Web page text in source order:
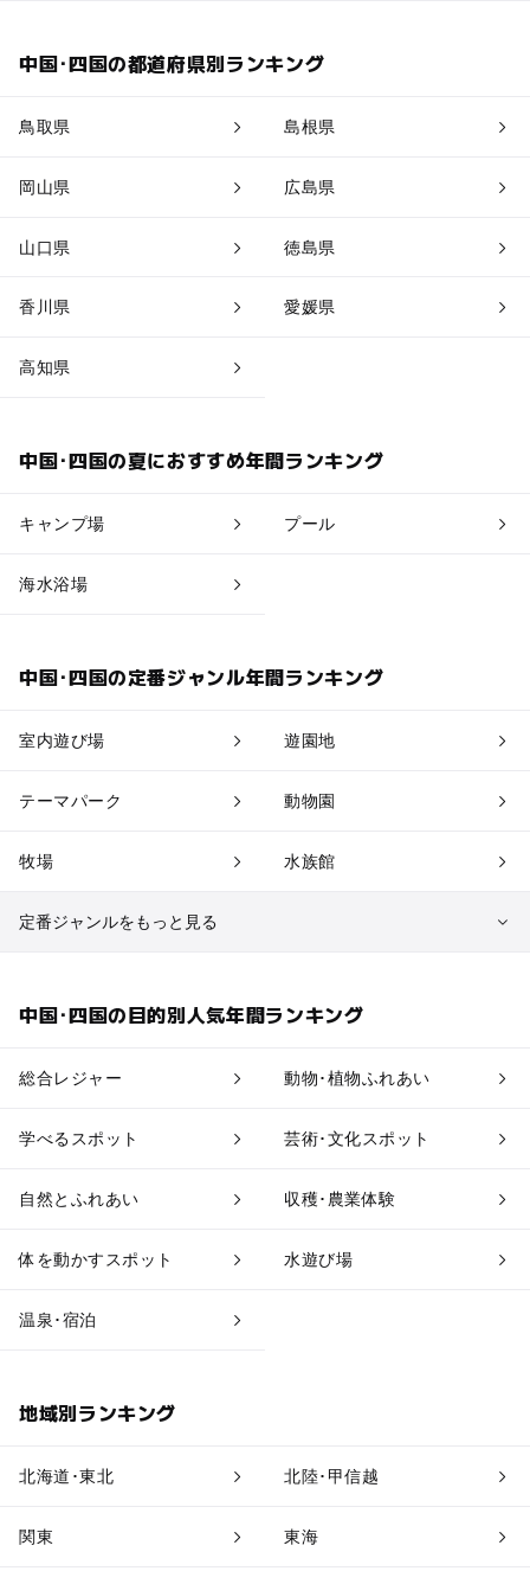
中国･四国の都道府県別ランキング
鳥取県 島根県
岡山県 広島県
山口県 徳島県
香川県 愛媛県
高知県
中国･四国の夏におすすめ年間ランキング
キャンプ場 プール
海水浴場
中国･四国の定番ジャンル年間ランキング
室内遊び場 遊園地
テーマパーク 動物園
牧場 水族館
定番ジャンルをもっと見る
中国･四国の目的別人気年間ランキング
総合レジャー 動物･植物ふれあい
学べるスポット 芸術･文化スポット
自然とふれあい 収穫･農業体験
体を動かすスポット 水遊び場
温泉･宿泊
地域別ランキング
北海道･東北 北陸･甲信越
関東 東海